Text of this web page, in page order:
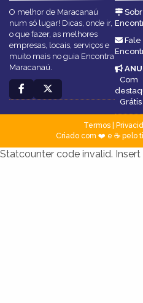
O melhor de Maracanaú
num só lugar! Dicas, onde ir,
o que fazer, as melhores
empresas, locais, serviços e
muito mais no guia Encontra
Maracanaú.
Com
Grátis
Termos|
Criado com ❤️ e ☕ pelo
Statcounter code invalid. Insert